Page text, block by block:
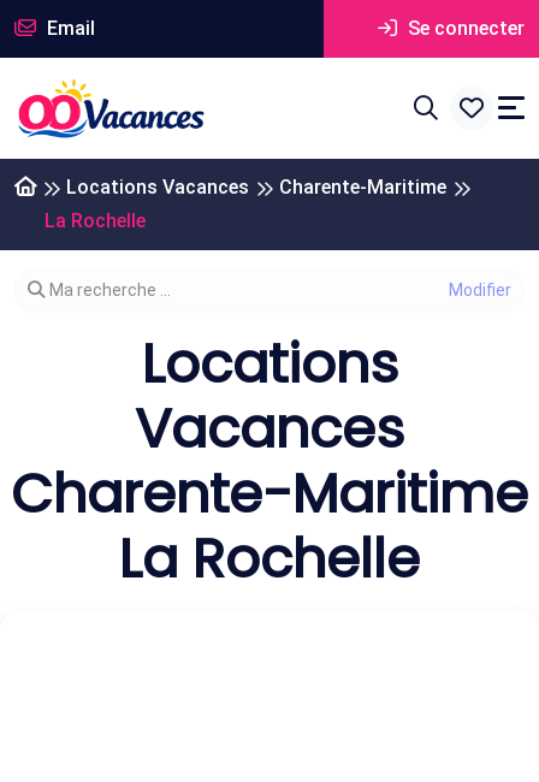
Email Se connecter
Locations Vacances
Charente-Maritime
La Rochelle
Modifier votre recherche
Ma recherche ...
Locations
Vacances
Charente-Maritime
La Rochelle